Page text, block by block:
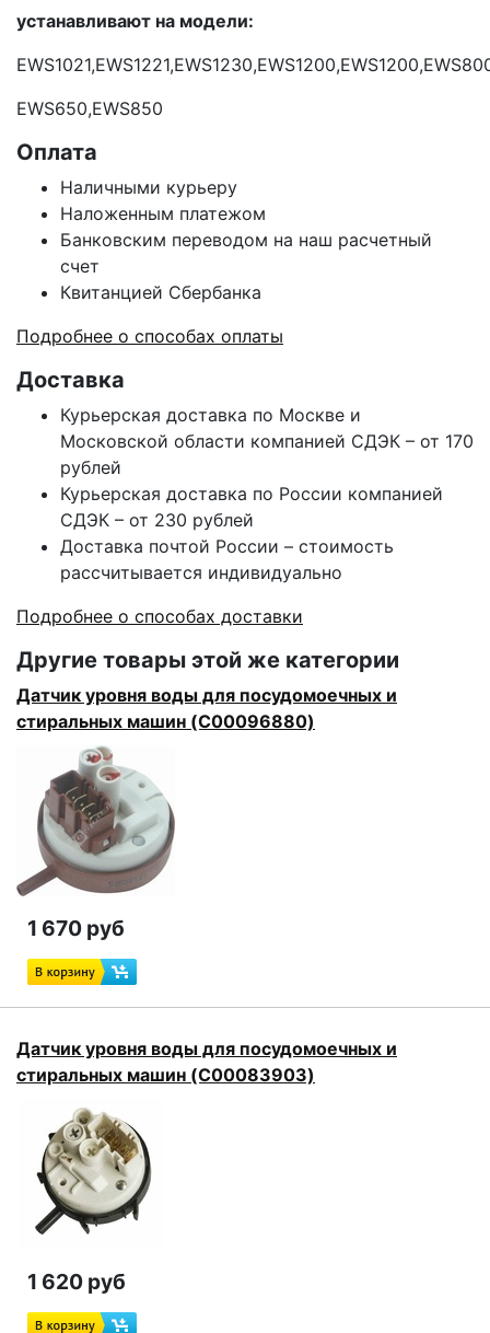
устанавливают на модели:
EWS1021,EWS1221,
EWS650,EWS850
Оплата
Наличными курьеру
Наложенным платежом
Банковским переводом на наш расчетный
счет
Квитанцией Сбербанка
Подробнее о способах оплаты
Доставка
Курьерская доставка по Москве и
Московской области компанией СДЭК – от 170
рублей
Курьерская доставка по России компанией
СДЭК – от 230 рублей
Доставка почтой России – стоимость
рассчитывается индивидуально
Подробнее о способах доставки
Другие товары этой же категории
Датчик уровня воды для посудомоечных и
стиральных машин (C00096880)
1 670 руб
Датчик уровня воды для посудомоечных и
стиральных машин (C00083903)
1 620 руб